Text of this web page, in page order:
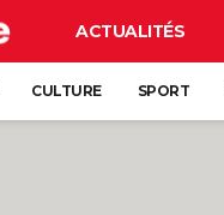
ACTUALITÉS
CULTURE SPORT